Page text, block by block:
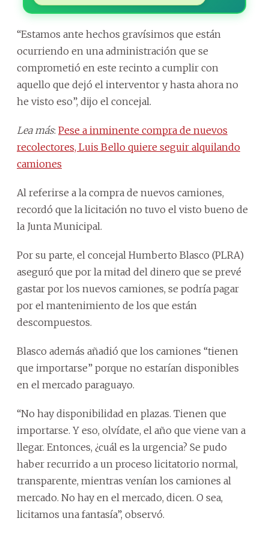
“Estamos ante hechos gravísimos que están
ocurriendo en una administración que se
comprometió en este recinto a cumplir con
aquello que dejó el interventor y hasta ahora no
he visto eso”, dijo el concejal.
Lea más: Pese a inminente compra de nuevos
recolectores, Luis Bello quiere seguir alquilando
camiones
Al referirse a la compra de nuevos camiones,
recordó que la licitación no tuvo el visto bueno de
la Junta Municipal.
Por su parte, el concejal Humberto Blasco (PLRA)
aseguró que por la mitad del dinero que se prevé
gastar por los nuevos camiones, se podría pagar
por el mantenimiento de los que están
descompuestos.
Blasco además añadió que los camiones “tienen
que importarse” porque no estarían disponibles
en el mercado paraguayo.
“No hay disponibilidad en plazas. Tienen que
importarse. Y eso, olvídate, el año que viene van a
llegar. Entonces, ¿cuál es la urgencia? Se pudo
haber recurrido a un proceso licitatorio normal,
transparente, mientras venían los camiones al
mercado. No hay en el mercado, dicen. O sea,
licitamos una fantasía”, observó.